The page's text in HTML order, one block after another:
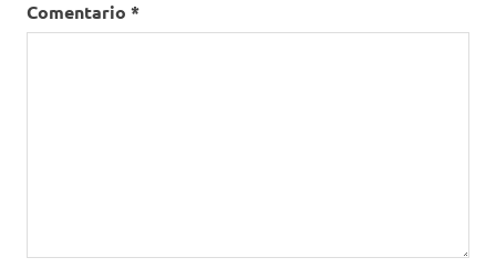
Comentario *